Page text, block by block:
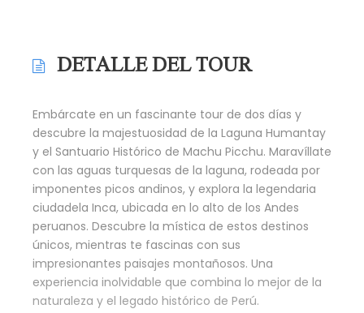
DETALLE DEL TOUR
Embárcate en un fascinante tour de dos días y
descubre la majestuosidad de la Laguna Humantay
y el Santuario Histórico de Machu Picchu. Maravíllate
con las aguas turquesas de la laguna, rodeada por
imponentes picos andinos, y explora la legendaria
ciudadela Inca, ubicada en lo alto de los Andes
peruanos. Descubre la mística de estos destinos
únicos, mientras te fascinas con sus
impresionantes paisajes montañosos. Una
experiencia inolvidable que combina lo mejor de la
naturaleza y el legado histórico de Perú.